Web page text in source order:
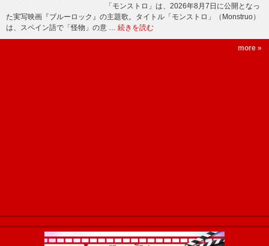
「モンストロ」は、2026年8月7日に公開となっ
た実写映画『ブルーロック』の主題歌。タイトル「モンストロ」（Monstruo）
は、スペイン語で「怪物」の意 … 続きを読む
more »